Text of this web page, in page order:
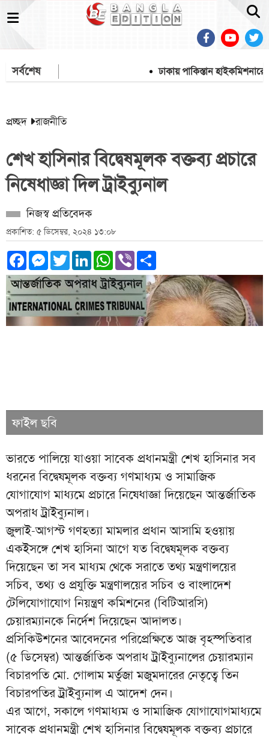
সর্বশেষ ঢাকায় পাকিস্তান
প্রচ্ছদ রাজনীতি
শেখ হাসিনার বিদ্বেষমূলক বক্তব্য প্রচারে
নিষেধাজ্ঞা দিল ট্রাইব্যুনাল
নিজস্ব প্রতিবেদক
প্রকাশিত: ৫ ডিসেম্বর, ২০২৪ ১৩:০৮
Facebook
Messenger
TwitterLinkedInWhatsApp
Viber
ফাইল ছবি
ভারতে পালিয়ে যাওয়া সাবেক প্রধানমন্ত্রী শেখ হাসিনার সব
ধরনের বিদ্বেষমূলক বক্তব্য গণমাধ্যম ও সামাজিক
যোগাযোগ মাধ্যমে প্রচারে নিষেধাজ্ঞা দিয়েছেন আন্তর্জাতিক
অপরাধ ট্রাইব্যুনাল।
জুলাই-আগস্ট গণহত্যা মামলার প্রধান আসামি হওয়ায়
একইসঙ্গে শেখ হাসিনা আগে যত বিদ্বেষমূলক বক্তব্য
দিয়েছেন তা সব মাধ্যম থেকে সরাতে তথ্য মন্ত্রণালয়ের
সচিব, তথ্য ও প্রযুক্তি মন্ত্রণালয়ের সচিব ও বাংলাদেশ
টেলিযোগাযোগ নিয়ন্ত্রণ কমিশনের (বিটিআরসি)
চেয়ারম্যানকে নির্দেশ দিয়েছেন আদালত।
প্রসিকিউশনের আবেদনের পরিপ্রেক্ষিতে আজ বৃহস্পতিবার
(৫ ডিসেম্বর) আন্তর্জাতিক অপরাধ ট্রাইব্যুনালের চেয়ারম্যান
বিচারপতি মো. গোলাম মর্তুজা মজুমদারের নেতৃত্বে তিন
বিচারপতির ট্রাইব্যুনাল এ আদেশ দেন।
এর আগে, সকালে গণমাধ্যম ও সামাজিক যোগাযোগমাধ্যমে
সাবেক প্রধানমন্ত্রী শেখ হাসিনার বিদ্বেষমূলক বক্তব্য প্রচারে